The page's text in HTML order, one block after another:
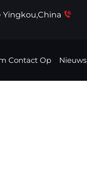
Yingkou,China
Contact Op Nieuws